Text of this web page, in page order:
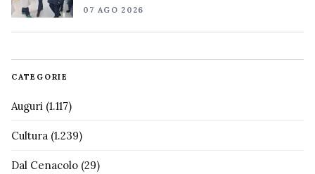
07 AGO 2026
CATEGORIE
Auguri (1.117)
Cultura (1.239)
Dal Cenacolo (29)